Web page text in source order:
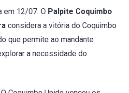
em 12/07. O Palpite Coquimbo
considera a vitória do Coquimbo
que permite ao mandante
a necessidade do